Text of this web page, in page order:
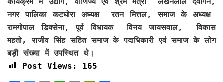
नगर पालिका कटघोरा अध्यक्ष रतन मित्तल, समाज के अध्यक्ष
रामगोपाल डिक्सेना, पूर्व विधायक विनय जायसवाल, विकास
महतो, राजीव सिंह सहित समाज के पदाधिकारी एवं समाज के लोग
बड़ी संख्या में उपस्थित थे।
Post Views:
165